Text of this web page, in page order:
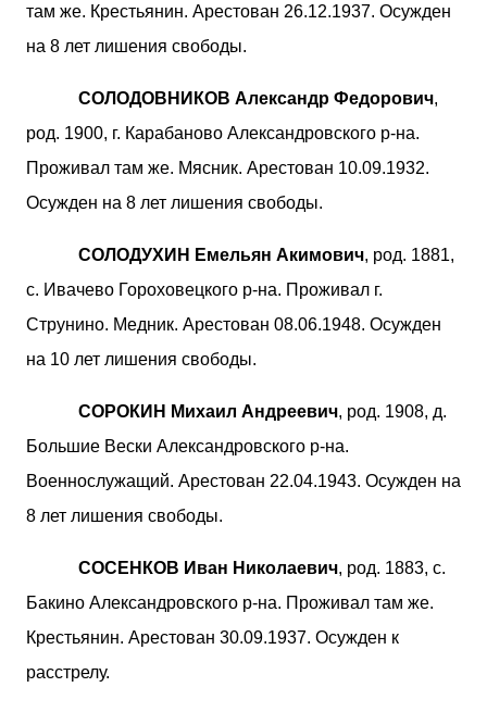
там же. Крестьянин. Арестован 26.12.1937. Осужден
на 8 лет лишения свободы.
СОЛОДОВНИКОВ Александр Федорович,
род. 1900, г. Карабаново Александровского р-на.
Проживал там же. Мясник. Арестован 10.09.1932.
Осужден на 8 лет лишения свободы.
СОЛОДУХИН Емельян Акимович, род. 1881,
с. Ивачево Гороховецкого р-на. Проживал г.
Струнино. Медник. Арестован 08.06.1948. Осужден
на 10 лет лишения свободы.
СОРОКИН Михаил Андреевич, род. 1908, д.
Большие Вески Александровского р-на.
Военнослужащий. Арестован 22.04.1943. Осужден на
8 лет лишения свободы.
СОСЕНКОВ Иван Николаевич, род. 1883, с.
Бакино Александровского р-на. Проживал там же.
Крестьянин. Арестован 30.09.1937. Осужден к
расстрелу.